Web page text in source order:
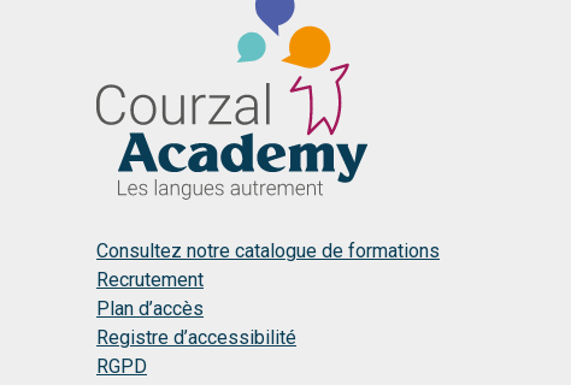
Consultez notre catalogue de formations
Recrutement
Plan d’accès
Registre d’accessibilité
RGPD